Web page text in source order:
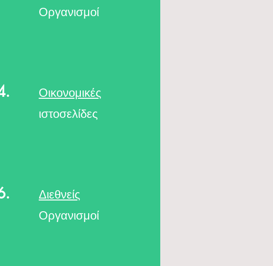
Οργανισμοί
Οικονομικές
ιστοσελίδες
Διεθνείς
Οργανισμοί